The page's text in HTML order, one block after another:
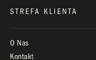
STREFA KLIENTA
O Nas
Kontakt